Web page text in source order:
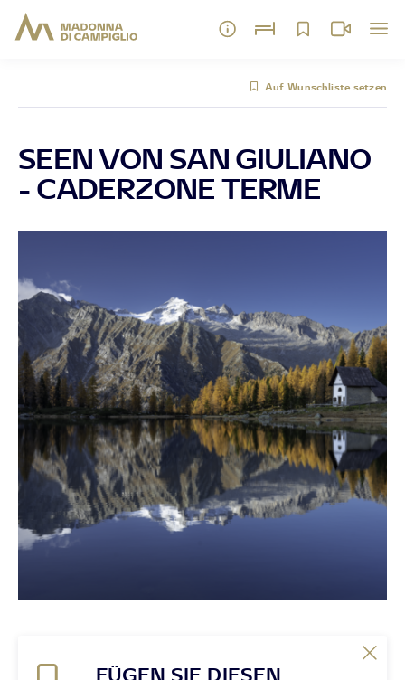
Auf Wunschliste setzen
SEEN VON SAN GIULIANO
- CADERZONE TERME
FÜGEN SIE DIESEN